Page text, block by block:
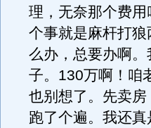
理，无奈那个费
个事就是麻杆打
么办，总要办啊
子。130万啊！咱
也别想了。先卖
跑了个遍。我还